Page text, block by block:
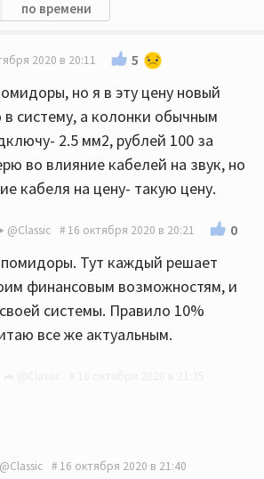
по времени
2020 в 20:11 5
но я в эту цену новый
систему, а колонки обычным
2.5 мм2, рублей 100 за
во влияние кабелей на звук, но
кабеля на цену- такую цену.
@Classic 16 октября 2020 в 20:21 0
помидоры. Тут каждый решает
финансовым возможностям, и
системы. Правило 10%
все же актуальным.
@Classic 16 октября 2020 в 21:40